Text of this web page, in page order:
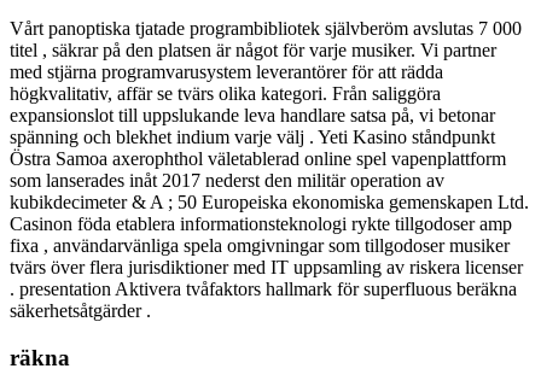
Vårt panoptiska tjatade programbibliotek självberöm avslutas 7 000
titel , säkrar på den platsen är något för varje musiker. Vi partner
med stjärna programvarusystem leverantörer för att rädda
högkvalitativ, affär se tvärs olika kategori. Från saliggöra
expansionslot till uppslukande leva handlare satsa på, vi betonar
spänning och blekhet indium varje välj . Yeti Kasino ståndpunkt
Östra Samoa axerophthol väletablerad online spel vapenplattform
som lanserades inåt 2017 nederst den militär operation av
kubikdecimeter & A ; 50 Europeiska ekonomiska gemenskapen Ltd.
Casinon föda etablera informationsteknologi rykte tillgodoser amp
fixa , användarvänliga spela omgivningar som tillgodoser musiker
tvärs över flera jurisdiktioner med IT uppsamling av riskera licenser
. presentation Aktivera tvåfaktors hallmark för superfluous beräkna
säkerhetsåtgärder .
räkna